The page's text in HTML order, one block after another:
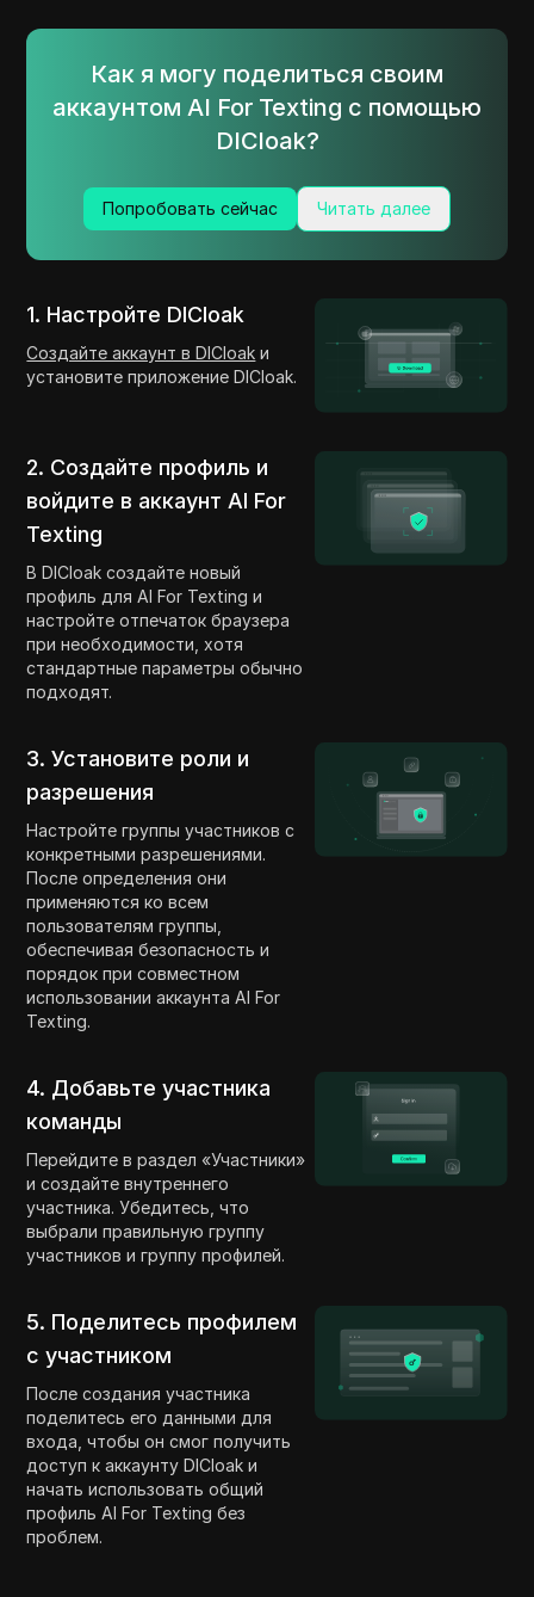
Как я могу поделиться своим
аккаунтом AI For Texting с помощью
DICloak?
Попробовать сейчас Читать далее
1. Настройте DICloak
Создайте аккаунт в DICloak и
установите приложение DICloak.
2. Создайте профиль и
войдите в аккаунт AI For
Texting
В DICloak создайте новый
профиль для AI For Texting и
настройте отпечаток браузера
при необходимости, хотя
стандартные параметры обычно
подходят.
3. Установите роли и
разрешения
Настройте группы участников с
конкретными разрешениями.
После определения они
применяются ко всем
пользователям группы,
обеспечивая безопасность и
порядок при совместном
использовании аккаунта AI For
Texting.
4. Добавьте участника
команды
Перейдите в раздел «Участники»
и создайте внутреннего
участника. Убедитесь, что
выбрали правильную группу
участников и группу профилей.
5. Поделитесь профилем
с участником
После создания участника
поделитесь его данными для
входа, чтобы он смог получить
доступ к аккаунту DICloak и
начать использовать общий
профиль AI For Texting без
проблем.